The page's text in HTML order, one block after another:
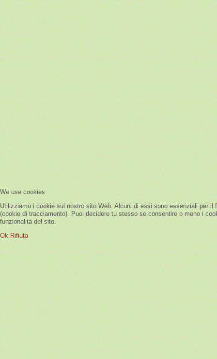
We use cookies
Utilizziamo i cookie sul nostro sito Web. Alcuni di essi sono essenziali per
(cookie di tracciamento). Puoi decidere tu stesso se consentire o meno i
funzionalità del sito.
Ok Rifiuta